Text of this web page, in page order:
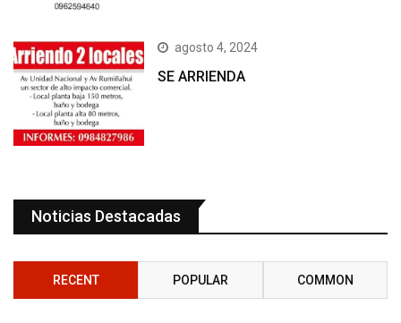
agosto 4, 2024
SE ARRIENDA
Noticias Destacadas
RECENT POPULAR COMMON